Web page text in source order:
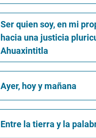
Ser quien soy, en mi
hacia una justicia
Ahuaxintitla
Ayer, hoy y mañana
Entre la tierra y la